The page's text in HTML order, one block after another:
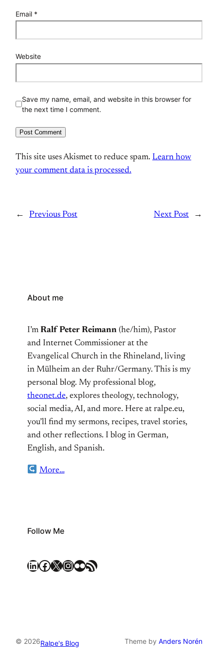
Email *
Website
Save my name, email, and website in this browser for
the next time I comment.
This site uses Akismet to reduce spam. Learn how
your comment data is processed.
← Previous Post Next Post →
About me
I’m Ralf Peter Reimann (he/him), Pastor
and Internet Commissioner at the
Evangelical Church in the Rhineland, living
in Mülheim an der Ruhr/Germany. This is my
personal blog. My professional blog,
theonet.de, explores theology, technology,
social media, AI, and more. Here at ralpe.eu,
you’ll find my sermons, recipes, travel stories,
and other reflections. I blog in German,
English, and Spanish.
More…
Follow Me
LinkedIn Facebook X Instagram Flickr RSS Feed
© 2026Ralpe's Blog Theme by Anders Norén